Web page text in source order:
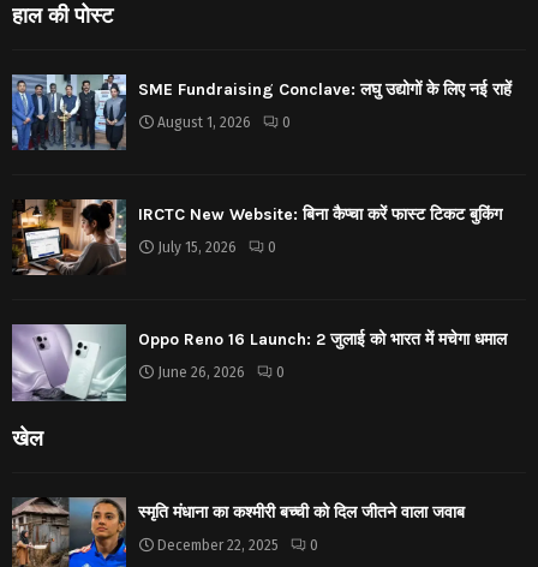
हाल की पोस्ट
SME Fundraising Conclave: लघु उद्योगों के लिए नई राहें
August 1, 2026 0
IRCTC New Website: बिना कैप्चा करें फास्ट टिकट बुकिंग
July 15, 2026 0
Oppo Reno 16 Launch: 2 जुलाई को भारत में मचेगा धमाल
June 26, 2026 0
खेल
स्मृति मंधाना का कश्मीरी बच्ची को दिल जीतने वाला जवाब
December 22, 2025 0